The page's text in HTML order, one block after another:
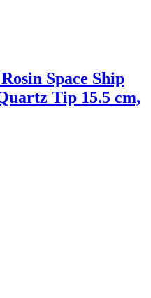
Space Ship
Tip 15.5 cm,